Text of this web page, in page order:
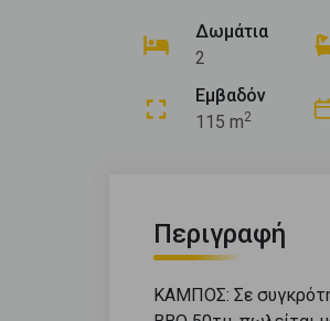
Δωμάτια
2
Εμβαδόν
115 m2
Περιγραφή
ΚΑΜΠΟΣ: Σε